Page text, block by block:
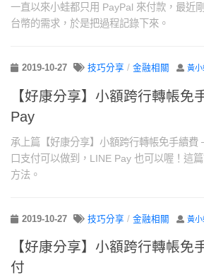
一直以來小蛙都只用 PayPal 來付款，最近
台幣的需求，於是把過程記錄下來。
2019-10-27 技巧分享 / 金融相關 黃小
【好康分享】小額跨行轉帳免
Pay
承上篇【好康分享】小額跨行轉帳免手續費
口支付可以做到，LINE Pay 也可以喔！這
方法。
2019-10-27 技巧分享 / 金融相關 黃小
【好康分享】小額跨行轉帳免
付